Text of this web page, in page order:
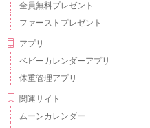
全員無料プレゼント
ファーストプレゼント
アプリ
ベビーカレンダーアプリ
体重管理アプリ
関連サイト
ムーンカレンダー